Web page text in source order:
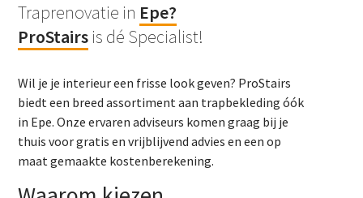
Traprenovatie in Epe?
ProStairs is dé Specialist!
Wil je je interieur een frisse look geven? ProStairs
biedt een breed assortiment aan trapbekleding óók
in Epe. Onze ervaren adviseurs komen graag bij je
thuis voor gratis en vrijblijvend advies en een op
maat gemaakte kostenberekening.